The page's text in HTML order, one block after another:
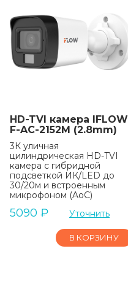
HD-TVI камера IFLOW
F-AC-2152M (2.8mm)
3К уличная
цилиндрическая HD-TVI
камера с гибридной
подсветкой ИК/LED до
30/20м и встроенным
микрофоном (AoC)
5090 ₽ Уточнить
В КОРЗИНУ